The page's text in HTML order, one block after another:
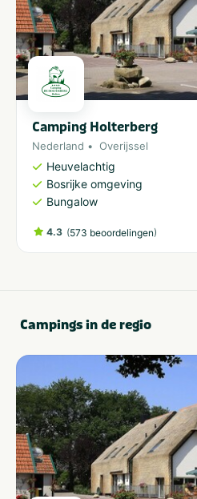
Camping Holterberg
Nederland Overijssel
Heuvelachtig
Bosrijke omgeving
Bungalow
4.3 (573 beoordelingen)
Campings in de regio